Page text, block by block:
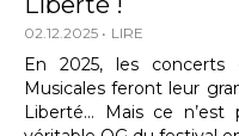
02.12.2025 LIRE
En 2025, les concerts
Musicales feront leur
Liberté… Mais ce